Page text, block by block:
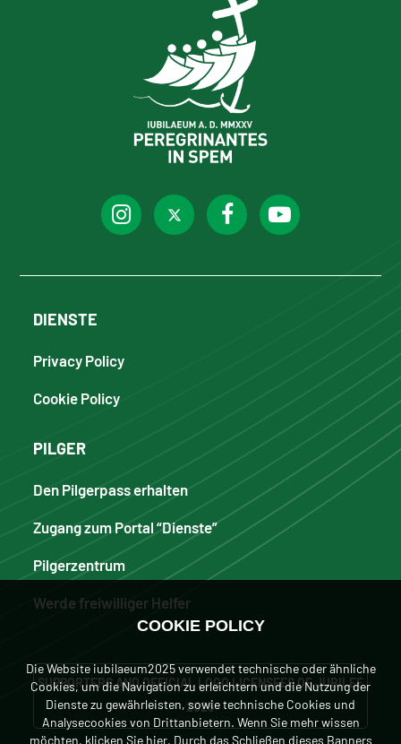
DIENSTE
Privacy Policy
Cookie Policy
PILGER
Den Pilgerpass erhalten
Zugang zum Portal “Dienste”
Pilgerzentrum
Werde freiwilliger Helfer
SUPPORTERS AND OFFICIAL LOGO LICENSEES OF JUBILEE
2025
COOKIE POLICY
Die Website iubilaeum2025 verwendet technische oder ähnliche
Cookies, um die Navigation zu erleichtern und die Nutzung der
Dienste zu gewährleisten, sowie technische Cookies und
Analysecookies von Drittanbietern. Wenn Sie mehr wissen
möchten, klicken Sie hier. Durch das Schließen dieses Banners